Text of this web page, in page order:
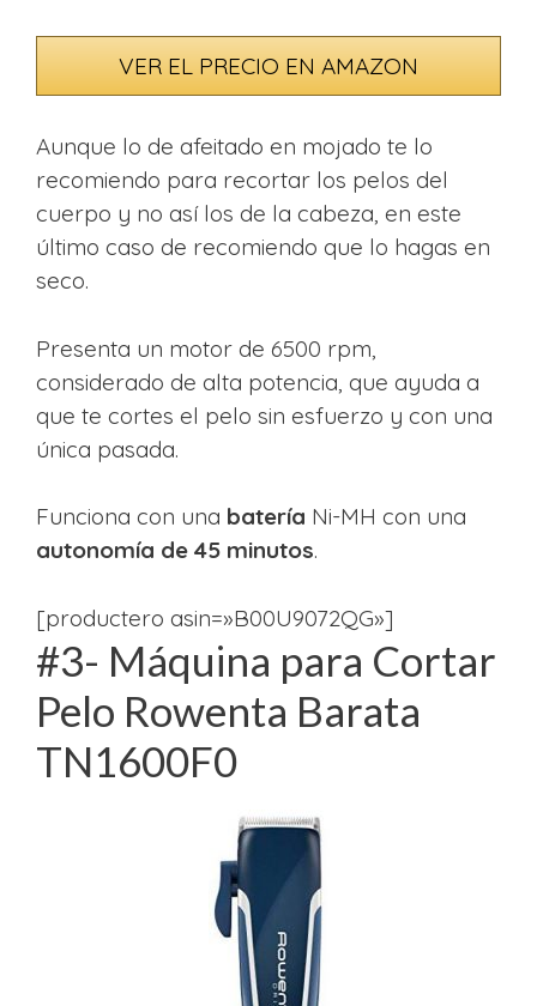
VER EL PRECIO EN AMAZON
Aunque lo de afeitado en mojado te lo
recomiendo para recortar los pelos del
cuerpo y no así los de la cabeza, en este
último caso de recomiendo que lo hagas en
seco.
Presenta un motor de 6500 rpm,
considerado de alta potencia, que ayuda a
que te cortes el pelo sin esfuerzo y con una
única pasada.
Funciona con una batería Ni-MH con una
autonomía de 45 minutos.
[productero asin=»B00U9072QG»]
#3- Máquina para Cortar
Pelo Rowenta Barata
TN1600F0